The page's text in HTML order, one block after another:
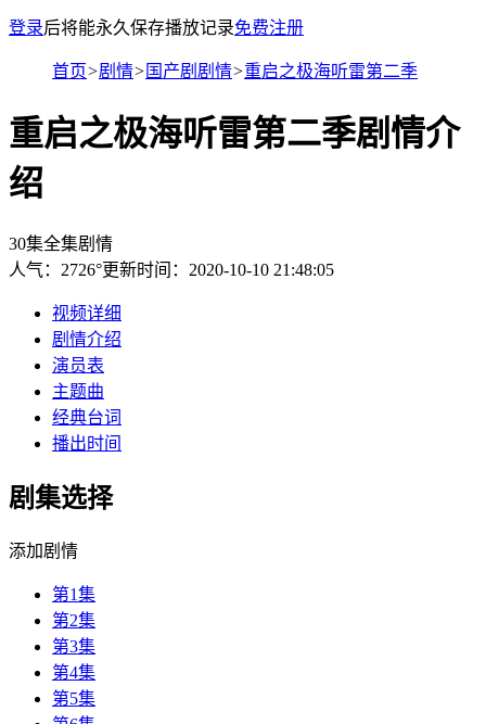
登录后将能永久保存播放记录免费注册
首页>剧情> 国产剧剧情>重启之极海听雷第二季
重启之极海听雷第二季剧情介
绍
30集全集剧情
人气： 2726°更新时间：2020-10-10 21:48:05
视频详细
剧情介绍
演员表
主题曲
经典台词
播出时间
剧集选择
添加剧情
第1集
第2集
第3集
第4集
第5集